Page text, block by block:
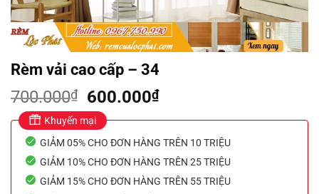
Rèm vải cao cấp – 34
700.000₫
Giá
gốc
là:
700.000₫.
600.000₫Giá
là:
600.000₫.
Khuyến mại
GIẢM 05% CHO ĐƠN HÀNG TRÊN 10 TRIỆU
GIẢM 10% CHO ĐƠN HÀNG TRÊN 25 TRIỆU
GIẢM 15% CHO ĐƠN HÀNG TRÊN 55 TRIỆU